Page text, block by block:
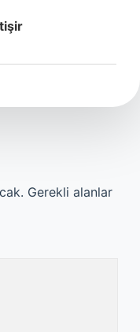
Gerekli alanlar